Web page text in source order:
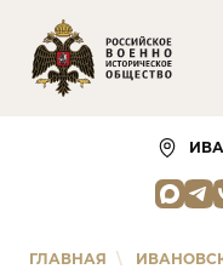
ГЛАВНАЯ \